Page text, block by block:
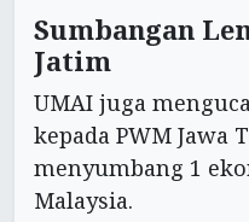
Sumbangan
Jatim
UMAI juga
kepada PWM Jawa
menyumbang 1
Malaysia.